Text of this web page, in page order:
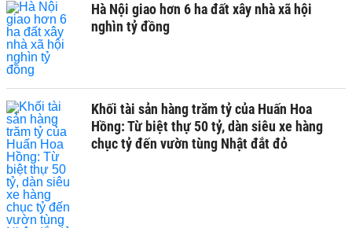
Hà Nội giao hơn 6 ha đất xây nhà xã hội
nghìn tỷ đồng
Khối tài sản hàng trăm tỷ của Huấn Hoa
Hồng: Từ biệt thự 50 tỷ, dàn siêu xe hàng
chục tỷ đến vườn tùng Nhật đắt đỏ